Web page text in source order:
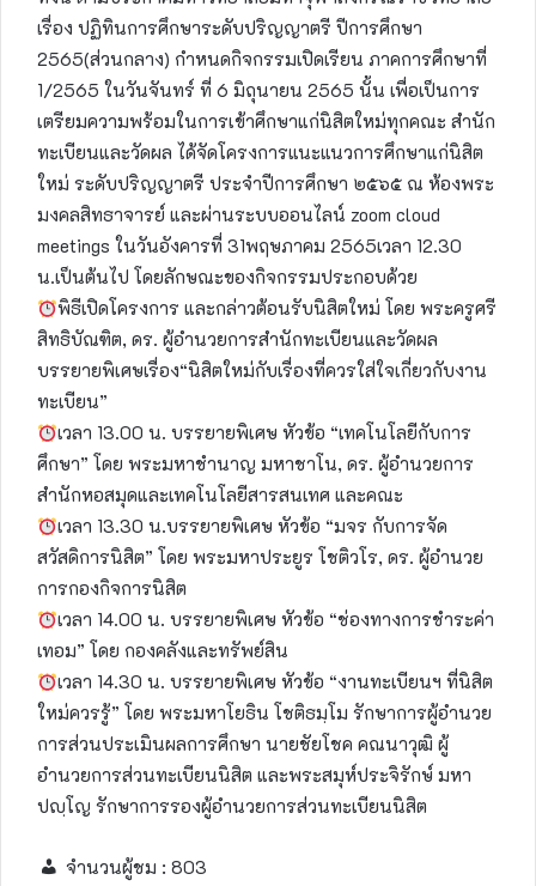
เรื่อง ปฏิทินการศึกษาระดับปริญญาตรี ปีการศึกษา
2565(ส่วนกลาง) กำหนดกิจกรรมเปิดเรียน ภาคการศึกษาที่
1/2565 ในวันจันทร์ ที่ 6 มิถุนายน 2565 นั้น เพื่อเป็นการ
เตรียมความพร้อมในการเข้าศึกษาแก่นิสิตใหม่ทุกคณะ สำนัก
ทะเบียนและวัดผล ได้จัดโครงการแนะแนวการศึกษาแก่นิสิต
ใหม่ ระดับปริญญาตรี ประจำปีการศึกษา ๒๕๖๕ ณ ห้องพระ
มงคลสิทธาจารย์ และผ่านระบบออนไลน์ zoom cloud
meetings ในวันอังคารที่ 31พฤษภาคม 2565เวลา 12.30
น.เป็นต้นไป โดยลักษณะของกิจกรรมประกอบด้วย
พิธีเปิดโครงการ และกล่าวต้อนรับนิสิตใหม่ โดย พระครูศรี
สิทธิบัณฑิต, ดร. ผู้อำนวยการสำนักทะเบียนและวัดผล
บรรยายพิเศษเรื่อง“นิสิตใหม่กับเรื่องที่ควรใส่ใจเกี่ยวกับงาน
ทะเบียน”
เวลา 13.00 น. บรรยายพิเศษ หัวข้อ “เทคโนโลยีกับการ
ศึกษา” โดย พระมหาชํานาญ มหาชาโน, ดร. ผู้อำนวยการ
สำนักหอสมุดและเทคโนโลยีสารสนเทศ และคณะ
เวลา 13.30 น.บรรยายพิเศษ หัวข้อ “มจร กับการจัด
สวัสดิการนิสิต” โดย พระมหาประยูร โชติวโร, ดร. ผู้อำนวย
การกองกิจการนิสิต
เวลา 14.00 น. บรรยายพิเศษ หัวข้อ “ช่องทางการชำระค่า
เทอม” โดย กองคลังและทรัพย์สิน
เวลา 14.30 น. บรรยายพิเศษ หัวข้อ “งานทะเบียนฯ ที่นิสิต
ใหม่ควรรู้” โดย พระมหาโยธิน โชติธมฺโม รักษาการผู้อำนวย
การส่วนประเมินผลการศึกษา นายชัยโชค คณนาวุฒิ ผู้
อำนวยการส่วนทะเบียนนิสิต และพระสมุห์ประจิรักษ์ มหา
ปญฺโญ รักษาการรองผู้อำนวยการส่วนทะเบียนนิสิต
จำนวนผู้ชม : 803